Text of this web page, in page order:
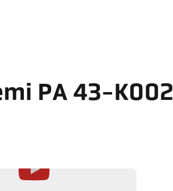
PA 43-K002